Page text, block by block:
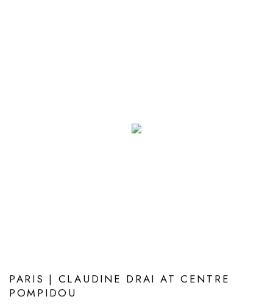
PARIS | CLAUDINE DRAI AT CENTRE
POMPIDOU